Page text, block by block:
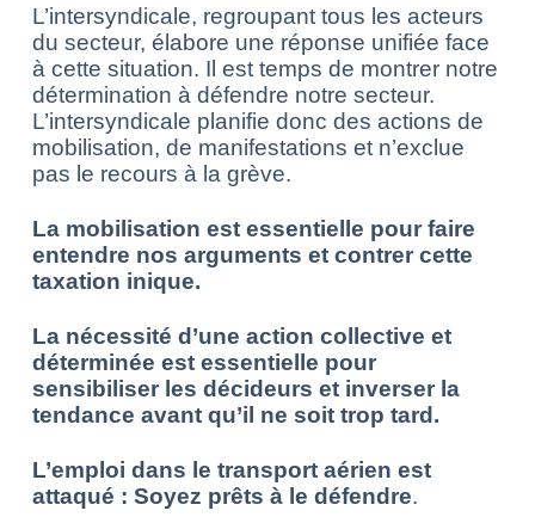
L’intersyndicale, regroupant tous les acteurs
du secteur, élabore une réponse unifiée face
à cette situation. Il est temps de montrer notre
détermination à défendre notre secteur.
L’intersyndicale planifie donc des actions de
mobilisation, de manifestations et n’exclue
pas le recours à la grève.
La mobilisation est essentielle pour faire
entendre nos arguments et contrer cette
taxation inique.
La nécessité d’une action collective et
déterminée est essentielle pour
sensibiliser les décideurs et inverser la
tendance avant qu’il ne soit trop tard.
L’emploi dans le transport aérien est
attaqué : Soyez prêts à le défendre.